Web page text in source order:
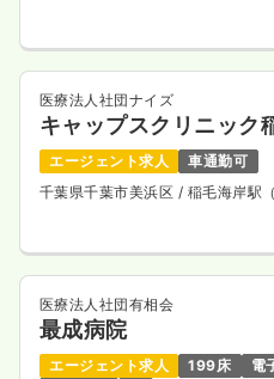
医療法人社団ナイズ
キャップスクリニック
エージェント求人
車通勤可
千葉県千葉市美浜区 / 稲毛海岸駅
医療法人社団有相会
最成病院
エージェント求人 199床
電